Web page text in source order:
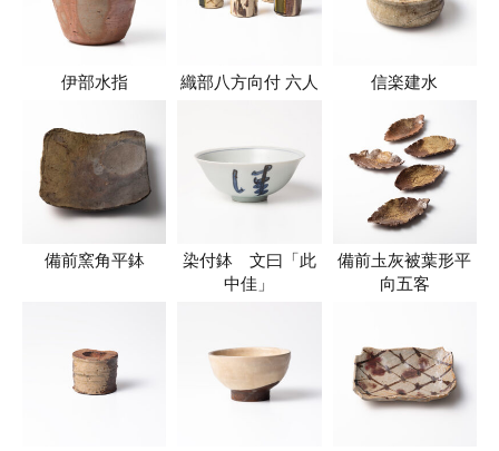
伊部水指 織部八方向付 六人 信楽建水
備前窯角平鉢
染付鉢 文曰「此
中佳」
備前圡灰被葉形平
向五客